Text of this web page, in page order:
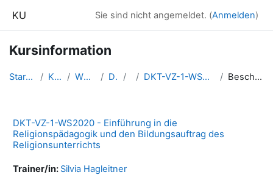
KU Sie sind nicht angemeldet. (Anmelden)
Kursinformation
Startseite Kurse WS2020 DKT 1 DKT-VZ-1-WS2020-RPuBa Beschreibung
DKT-VZ-1-WS2020 - Einführung in die
Religionspädagogik und den Bildungsauftrag des
Religionsunterrichts
Trainer/in: Silvia Hagleitner